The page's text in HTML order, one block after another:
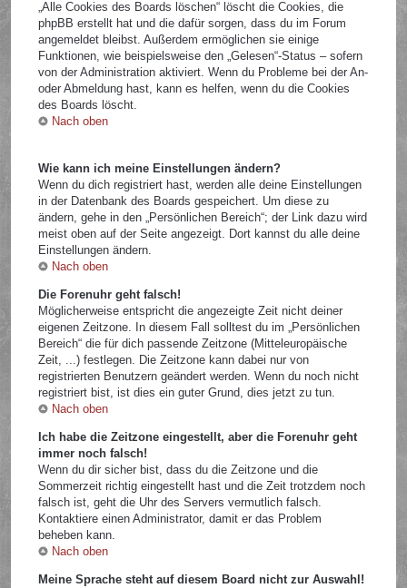
„Alle Cookies des Boards löschen“ löscht die Cookies, die
phpBB erstellt hat und die dafür sorgen, dass du im Forum
angemeldet bleibst. Außerdem ermöglichen sie einige
Funktionen, wie beispielsweise den „Gelesen“-Status – sofern
von der Administration aktiviert. Wenn du Probleme bei der An-
oder Abmeldung hast, kann es helfen, wenn du die Cookies
des Boards löscht.
Nach oben
Wie kann ich meine Einstellungen ändern?
Wenn du dich registriert hast, werden alle deine Einstellungen
in der Datenbank des Boards gespeichert. Um diese zu
ändern, gehe in den „Persönlichen Bereich“; der Link dazu wird
meist oben auf der Seite angezeigt. Dort kannst du alle deine
Einstellungen ändern.
Nach oben
Die Forenuhr geht falsch!
Möglicherweise entspricht die angezeigte Zeit nicht deiner
eigenen Zeitzone. In diesem Fall solltest du im „Persönlichen
Bereich“ die für dich passende Zeitzone (Mitteleuropäische
Zeit, ...) festlegen. Die Zeitzone kann dabei nur von
registrierten Benutzern geändert werden. Wenn du noch nicht
registriert bist, ist dies ein guter Grund, dies jetzt zu tun.
Nach oben
Ich habe die Zeitzone eingestellt, aber die Forenuhr geht
immer noch falsch!
Wenn du dir sicher bist, dass du die Zeitzone und die
Sommerzeit richtig eingestellt hast und die Zeit trotzdem noch
falsch ist, geht die Uhr des Servers vermutlich falsch.
Kontaktiere einen Administrator, damit er das Problem
beheben kann.
Nach oben
Meine Sprache steht auf diesem Board nicht zur Auswahl!